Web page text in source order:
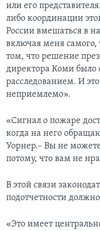
или его
либо координации
России вмешаться в
включая меня самого,
том, что решение
директора Коми было
расследованием. И
неприемлемо».
«Сигнал о пожаре
когда на него
Уорнер.– Вы не
потому, что вам не
В этой связи
подотчетности
«Это имеет